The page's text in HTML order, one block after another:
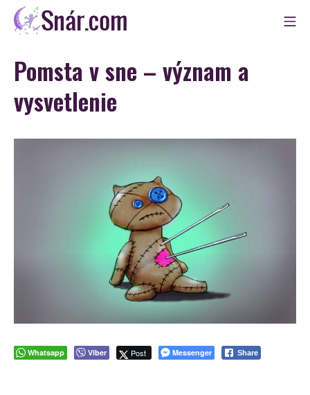
Skip
Snár
Pomsta v sne – význam a
vysvetlenie
Whatsapp Viber Post Messenger Share